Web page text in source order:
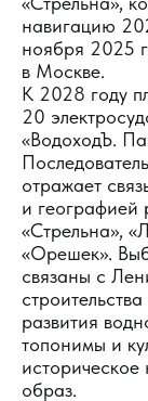
навигацию
ноября 2025
в Москве.
К 2028 году
20
«ВодоходЪ.
отражает
и географией
«Стрельна»,
«Орешек».
связаны с
развития
топонимы и
образ.